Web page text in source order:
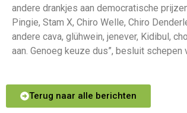
andere drankjes aan democratische
Pingie, Stam X, Chiro Welle, Chiro
andere cava, glühwein, jenever, Kidibul,
aan. Genoeg keuze dus”, besluit schepen
Terug naar alle berichten